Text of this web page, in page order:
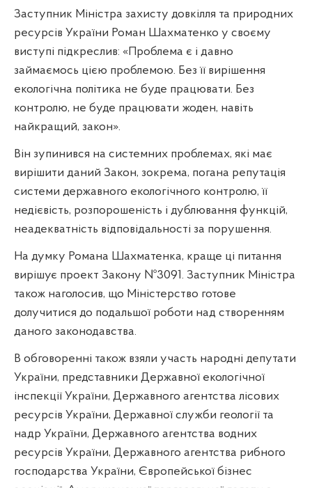
Заступник Міністра захисту довкілля та природних
ресурсів України Роман Шахматенко у своєму
виступі підкреслив: «Проблема є і давно
займаємось цією проблемою. Без її вирішення
екологічна політика не буде працювати. Без
контролю, не буде працювати жоден, навіть
найкращий, закон».
Він зупинився на системних проблемах, які має
вирішити даний Закон, зокрема, погана репутація
системи державного екологічного контролю, її
недієвість, розпорошеність і дублювання функцій,
неадекватність відповідальності за порушення.
На думку Романа Шахматенка, краще ці питання
вирішує проект Закону №3091. Заступник Міністра
також наголосив, що Міністерство готове
долучитися до подальшої роботи над створенням
даного законодавства.
В обговоренні також взяли участь народні депутати
України, представники Державної екологічної
інспекції України, Державного агентства лісових
ресурсів України, Державної служби геології та
надр України, Державного агентства водних
ресурсів України, Державного агентства рибного
господарства України, Європейської бізнес